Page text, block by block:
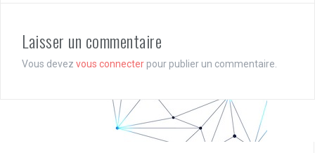
Laisser un commentaire
Vous devez vous connecter pour publier un commentaire.